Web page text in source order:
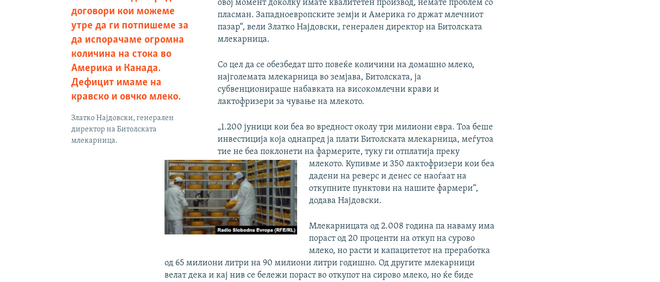
договори кои можеме
утре да ги потпишеме за
да испорачаме огромна
количина на стока во
Америка и Канада.
Дефицит имаме на
кравско и овчко млеко.
Златко Најдовски, генерален
директор на Битолската
млекарница.
овој момент доколку имате квалитетен производ, немате проблем со
пласман. Западноевропските земји и Америка го држат млечниот
пазар“, вели Златко Најдовски, генерален директор на Битолската
млекарница.
Со цел да се обезбедат што повеќе количини на домашно млеко,
најголемата млекарница во земјава, Битолската, ја
субвенционираше набавката на високомлечни крави и
лактофризери за чување на млекото.
„1.200 јуници кои беа во вредност околу три милиони евра. Тоа беше
инвестиција која однапред ја плати Битолската млекарница, меѓутоа
тие не беа поклонети на фармерите, туку ги отплатија преку
млекото. Купивме и 350 лактофризери кои беа
дадени на реверс и денес се наоѓаат на
откупните пунктови на нашите фармери“,
додава Најдовски.
Млекарницата од 2.008 година па наваму има
пораст од 20 проценти на откуп на сурово
млеко, но расти и капацитетот на преработка
од 65 милиони литри на 90 милиони литри годишно. Од другите млекарници
велат дека и кај нив се бележи пораст во откупот на сирово млеко, но ќе биде